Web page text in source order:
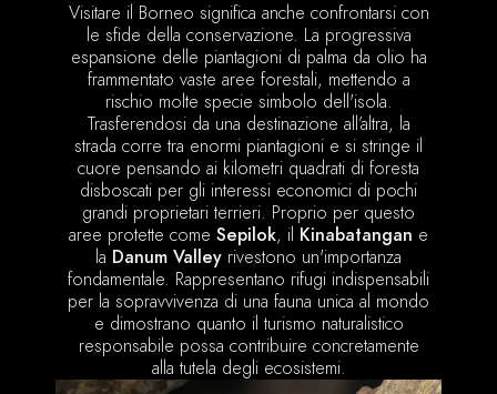
Visitare il Borneo significa anche confrontarsi con
le sfide della conservazione. La progressiva
espansione delle piantagioni di palma da olio ha
frammentato vaste aree forestali, mettendo a
rischio molte specie simbolo dell'isola.
Trasferendosi da una destinazione all’altra, la
strada corre tra enormi piantagioni e si stringe il
cuore pensando ai kilometri quadrati di foresta
disboscati per gli interessi economici di pochi
grandi proprietari terrieri. Proprio per questo
aree protette come Sepilok, il Kinabatangan e
la Danum Valley rivestono un'importanza
fondamentale. Rappresentano rifugi indispensabili
per la sopravvivenza di una fauna unica al mondo
e dimostrano quanto il turismo naturalistico
responsabile possa contribuire concretamente
alla tutela degli ecosistemi.